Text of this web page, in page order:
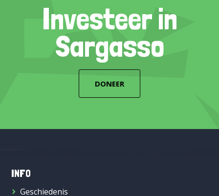
Investeer in
Sargasso
DONEER
INFO
Geschiedenis